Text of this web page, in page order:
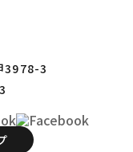
3978-3